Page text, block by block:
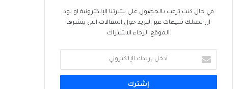
في حال كنت ترغب بالحصول على نشرتنا الإلكترونية او تود
ان تصلك تنبيهات عبر البريد حول المقالات التي ينشرها
الموقع الرجاء الاشتراك
بريدك
الإلكتروني